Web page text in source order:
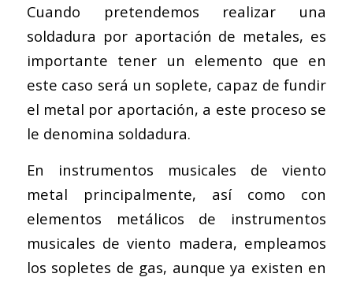
Cuando pretendemos realizar una
soldadura por aportación de metales, es
importante tener un elemento que en
este caso será un soplete, capaz de fundir
el metal por aportación, a este proceso se
le denomina soldadura.
En instrumentos musicales de viento
metal principalmente, así como con
elementos metálicos de instrumentos
musicales de viento madera, empleamos
los sopletes de gas, aunque ya existen en